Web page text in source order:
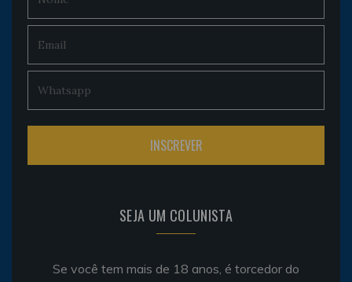
SEJA UM COLUNISTA
Se você tem mais de 18 anos, é torcedor do